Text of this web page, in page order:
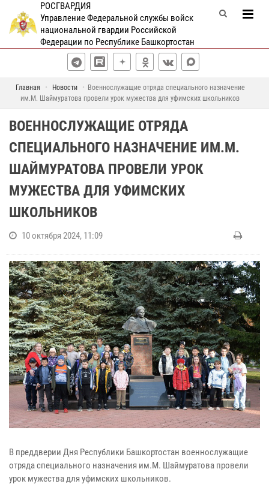
РОСГВАРДИЯ
Управление Федеральной службы войск
национальной гвардии Российской
Федерации по Республике Башкортостан
Главная Новости
Военнослужащие отряда специального назначение
им.М. Шаймуратова провели урок мужества для уфимских школьников
ВОЕННОСЛУЖАЩИЕ ОТРЯДА
СПЕЦИАЛЬНОГО НАЗНАЧЕНИЕ ИМ.М.
ШАЙМУРАТОВА ПРОВЕЛИ УРОК
МУЖЕСТВА ДЛЯ УФИМСКИХ
ШКОЛЬНИКОВ
10 октября 2024, 11:09
В преддверии Дня Республики Башкортостан военнослужащие
отряда специального назначения им.М. Шаймуратова провели
урок мужества для уфимских школьников.